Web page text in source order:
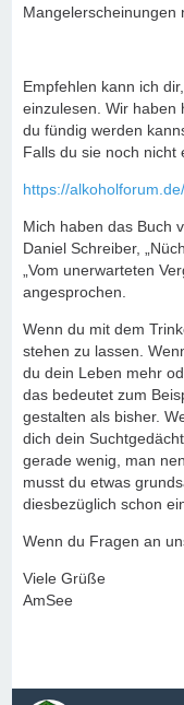
Mangelerscheinungen
Empfehlen kann ich
einzulesen. Wir haben
du fündig werden
Falls du sie noch nicht
https://
Mich haben das Buch
Daniel Schreiber,
„Vom unerwarteten
angesprochen.
Wenn du mit dem
stehen zu lassen.
du dein Leben mehr
das bedeutet zum
gestalten als bisher.
dich dein
gerade wenig, man
musst du etwas
diesbezüglich schon
Wenn du Fragen an
Viele Grüße
AmSee